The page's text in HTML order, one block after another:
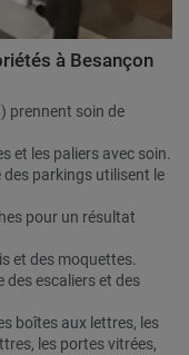
à Besançon
prennent soin de
et les paliers avec soin.
parkings utilisent le
pour un résultat
et des moquettes.
des escaliers et des
boîtes aux lettres, les
les portes vitrées,